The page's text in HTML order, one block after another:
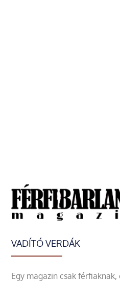
VADÍTÓ VERDÁK
Egy magazin csak